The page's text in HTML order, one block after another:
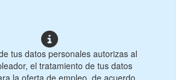
tus datos personales autorizas al
el tratamiento de tus datos
la oferta de empleo, de acuerdo